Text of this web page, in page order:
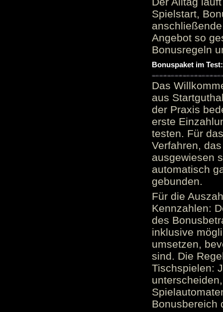
Spielstart,
Angebot so
Bonusregeln
Bonuspaket im
Das
aus
der Praxis
erste
testen. Für
Verfahren,
ausgewiesen
automatisch
gebunden.
Für die
Kennzahlen:
des
inklusive
umsetzen,
sind. Die
Tischspielen:
Bonusbereich